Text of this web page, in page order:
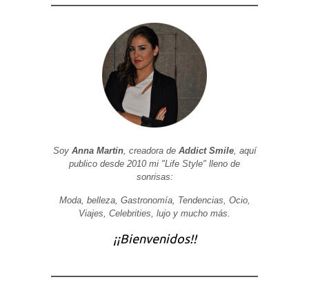
Soy Anna Martin, creadora de Addict Smile, aquí
publico desde 2010 mi "Life Style" lleno de
sonrisas:
Moda, belleza, Gastronomía, Tendencias, Ocio,
Viajes, Celebrities, lujo y mucho más.
¡¡Bienvenidos!!
Necesarias
mejorar la
funcionalidad
nuestra web